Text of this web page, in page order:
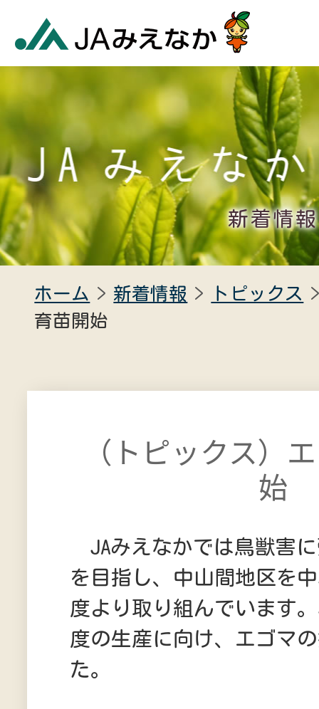
新着情報
ホーム 新着情報
トピックス
育苗開始
（トピックス）
始
JAみえなかでは鳥獣害
を目指し、中山間地区を
度より取り組んでいます
度の生産に向け、エゴマ
た。